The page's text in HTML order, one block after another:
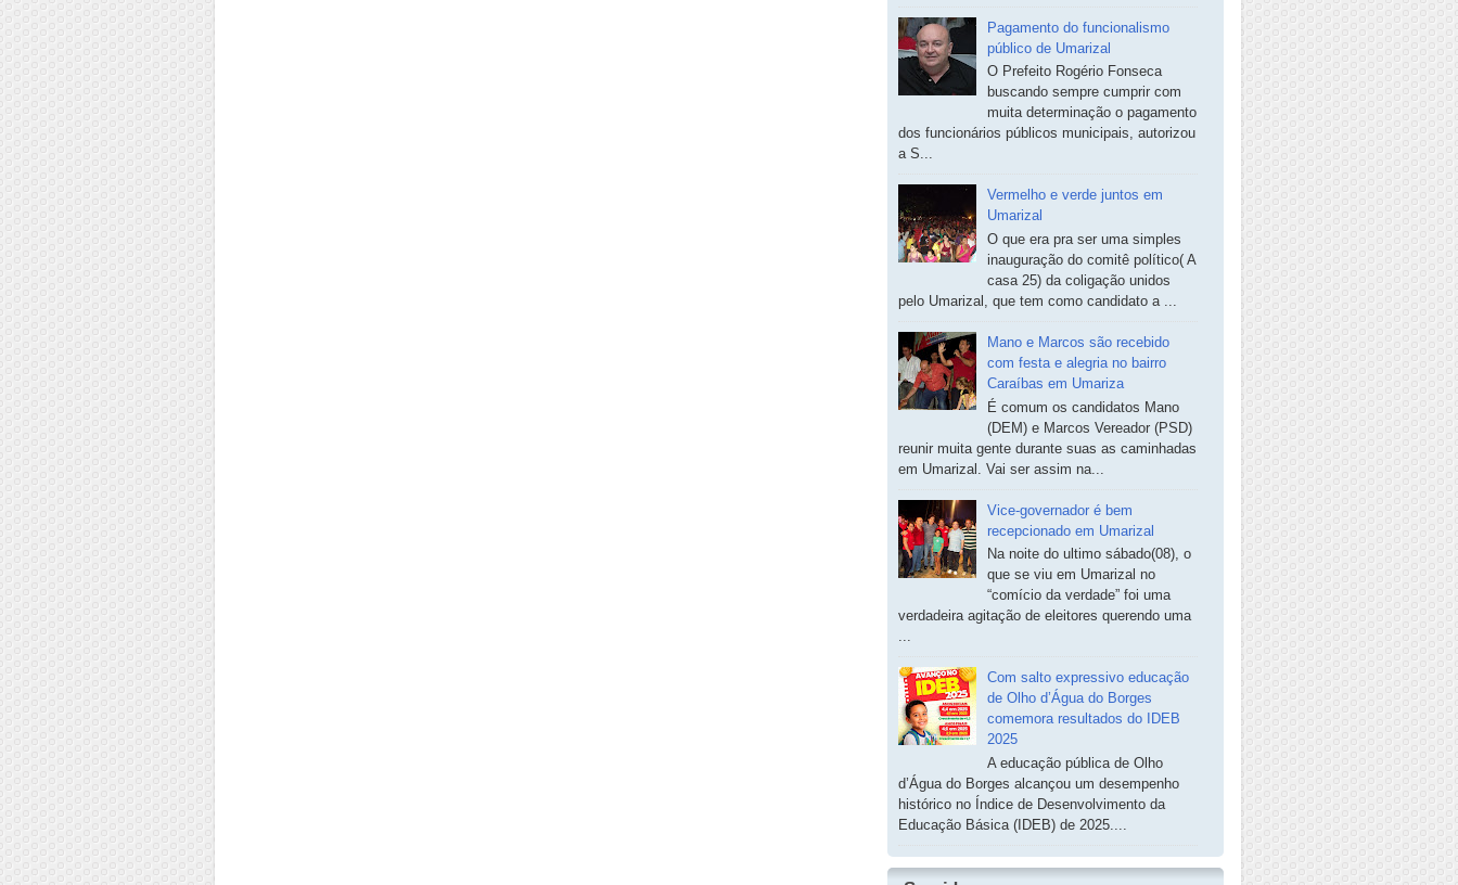
Pagamento do funcionalismo
público de Umarizal
O Prefeito Rogério Fonseca
buscando sempre cumprir com
muita determinação o pagamento
dos funcionários públicos municipais, autorizou
a S...
Vermelho e verde juntos em
Umarizal
O que era pra ser uma simples
inauguração do comitê político( A
casa 25) da coligação unidos
pelo Umarizal, que tem como candidato a ...
Mano e Marcos são recebido
com festa e alegria no bairro
Caraíbas em Umariza
É comum os candidatos Mano
(DEM) e Marcos Vereador (PSD)
reunir muita gente durante suas as caminhadas
em Umarizal. Vai ser assim na...
Vice-governador é bem
recepcionado em Umarizal
Na noite do ultimo sábado(08), o
que se viu em Umarizal no
“comício da verdade” foi uma
verdadeira agitação de eleitores querendo uma
...
Com salto expressivo educação
de Olho d’Água do Borges
comemora resultados do IDEB
2025
A educação pública de Olho
d’Água do Borges alcançou um desempenho
histórico no Índice de Desenvolvimento da
Educação Básica (IDEB) de 2025....